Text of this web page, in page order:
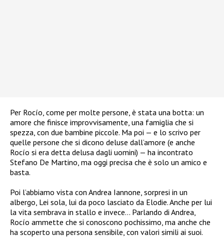
Per Rocío, come per molte persone, è stata una botta: un
amore che finisce improvvisamente, una famiglia che si
spezza, con due bambine piccole. Ma poi — e lo scrivo per
quelle persone che si dicono deluse dall’amore (e anche
Rocío si era detta delusa dagli uomini) — ha incontrato
Stefano De Martino, ma oggi precisa che è solo un amico e
basta.
Poi l’abbiamo vista con Andrea Iannone, sorpresi in un
albergo, Lei sola, lui da poco lasciato da Elodie. Anche per lui
la vita sembrava in stallo e invece… Parlando di Andrea,
Rocío ammette che si conoscono pochissimo, ma anche che
ha scoperto una persona sensibile, con valori simili ai suoi.